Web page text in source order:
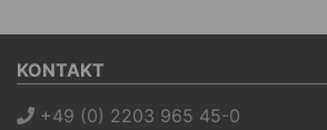
KONTAKT
+49 (0) 2203 965 45-0